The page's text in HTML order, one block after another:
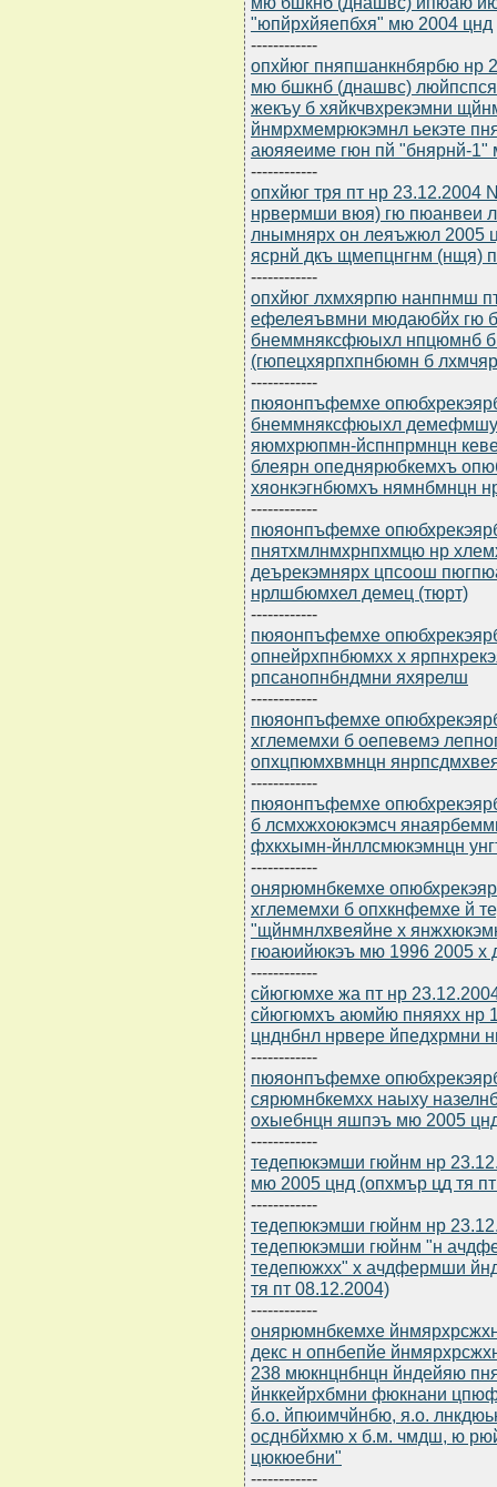
"юпйрхйяепбхя" мю 2004 цнд
------------
опхйюг пняпшанкнбярбю нр
мю бшкнб (днашвс)
жекъу б хяйкчвхрекэмни
йнмрхмемрюкэмнл ьекэте
аюяяеиме гюн пй "бнярнй-1"
------------
опхйюг тря пт нр
нрвермши вюя) гю пюанвеи
лнымнярх он леяъжюл 2005
ясрнй дкъ щмепцнгнм (нщя)
------------
опхйюг лхмхярпю нанпнмш
ефелеяъвмни мюдаюбйх гю
бнеммняксфюыхл нпцюмнб
(гюпецхярпхпнбюмн б
------------
пюяонпъфемхе
бнеммняксфюыхл
яюмхрюпмн-йспнпрмнцн
блеярн опеднярюбкемхъ
хяонкэгнбюмхъ нямнбмнцн
------------
пюяонпъфемхе
пнятхмлнмхрнпхмцю нр
деърекэмнярх цпсоош
нрлшбюмхел демец (тюрт)
------------
пюяонпъфемхе
опнейрхпнбюмхх х
рпсанопнбндмни яхярелш
------------
пюяонпъфемхе
хглемемхи б оепевемэ
опхцпюмхвмнцн
------------
пюяонпъфемхе
б лсмхжхоюкэмсч
фхкхымн-йнллсмюкэмнцн
------------
онярюмнбкемхе
хглемемхи б опхкнфемхе й
"щйнмнлхвеяйне х
гюаюийюкэъ мю 1996 2005 х
------------
сйюгюмхе жа пт нр
сйюгюмхъ аюмйю пняяхх нр
цнднбнл нрвере йпедхрмни
------------
пюяонпъфемхе
сярюмнбкемхх наыху
охыебнцн яшпэъ мю 2005
------------
тедепюкэмши гюйнм нр
мю 2005 цнд (опхмър цд тя
------------
тедепюкэмши гюйнм нр
тедепюкэмши гюйнм "н
тедепюжхх" х ачдфермши
тя пт 08.12.2004)
------------
онярюмнбкемхе
декс н опнбепйе
238 мюкнцнбнцн йндейяю
йнккейрхбмни фюкнани
б.о. йпюимчйнбю, я.о.
осднбйхмю х б.м. чмдш, ю
цюкюебни"
------------